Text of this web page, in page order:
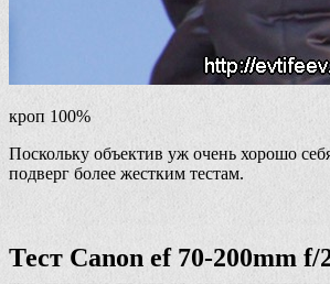
кроп 100%
Поскольку объектив уж очень хорошо
подверг более жестким тестам.
Тест Canon ef 70-200mm f/